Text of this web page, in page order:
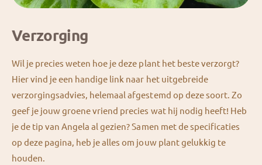
Verzorging
Wil je precies weten hoe je deze plant het beste verzorgt?
Hier vind je een handige link naar het uitgebreide
verzorgingsadvies, helemaal afgestemd op deze soort. Zo
geef je jouw groene vriend precies wat hij nodig heeft! Heb
je de tip van Angela al gezien? Samen met de specificaties
op deze pagina, heb je alles om jouw plant gelukkig te
houden.